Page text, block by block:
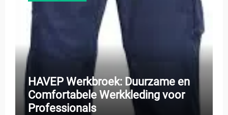
HAVEP Werkbroek: Duurzame en
Comfortabele Werkkleding voor
Professionals